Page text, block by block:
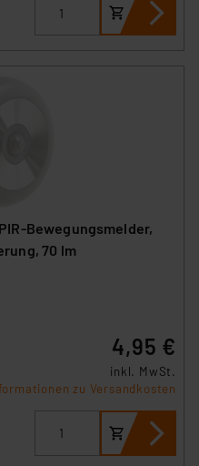
Bewegungsmelder,
70 lm
4,95 €
inkl. MwSt.
zu Versandkosten